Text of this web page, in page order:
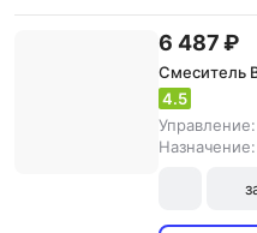
6 487 ₽
Смеситель
4.5
Управление:
Назначение: